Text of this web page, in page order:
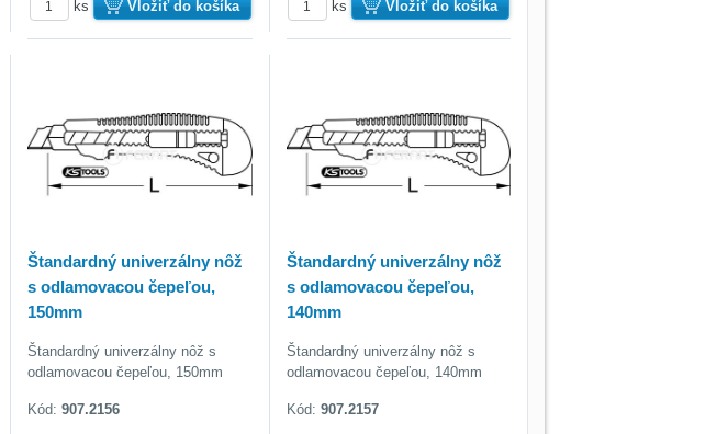
ks Vložiť do košíka ks Vložiť do košíka
Štandardný univerzálny nôž
s odlamovacou čepeľou,
150mm
Štandardný univerzálny nôž s
odlamovacou čepeľou, 150mm
Kód:907.2156
Štandardný univerzálny nôž
s odlamovacou čepeľou,
140mm
Štandardný univerzálny nôž s
odlamovacou čepeľou, 140mm
Kód: 907.2157